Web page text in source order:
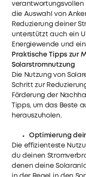
verantwortungsvollen
die Auswahl von
Reduzierung deiner
unterstützt auch ein
Energiewende und
Praktische Tipps zur
Solarstromnutzung
Die Nutzung von
Schritt zur
Förderung der
Tipps, um das Beste
herauszuholen.
Optimierung
Die effizienteste
du deinen
denen deine